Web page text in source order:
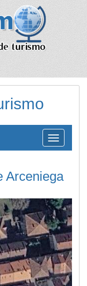
Toggle
navigation
Arceniega